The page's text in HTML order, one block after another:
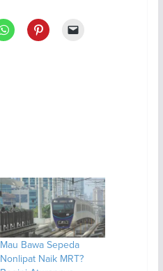
Mau Bawa Sepeda
Nonlipat Naik MRT?